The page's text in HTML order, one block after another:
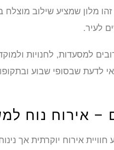
מלון שמציע שילוב מוצלח
לעיר.
למסעדות, לחנויות
שבסופי שבוע
– אירוח נוח
אירוח יוקרתית אך